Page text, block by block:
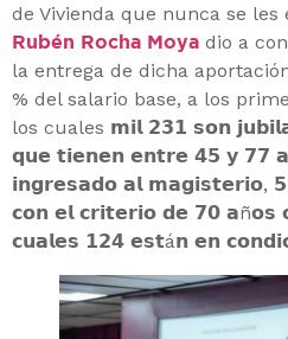
de Vivienda que nunca se les
Rubén Rocha Moya dio a
la entrega de dicha
% del salario base, a los
los cuales 𝗺𝗶𝗹 𝟮𝟯𝟭 𝘀𝗼𝗻
𝗾𝘂𝗲 𝘁𝗶𝗲𝗻𝗲𝗻 𝗲𝗻𝘁𝗿𝗲 𝟰𝟱 𝘆 𝟳𝟳
𝗶𝗻𝗴𝗿𝗲𝘀𝗮𝗱𝗼 𝗮𝗹 𝗺𝗮𝗴𝗶𝘀𝘁𝗲𝗿𝗶𝗼,
𝗰𝗼𝗻 𝗲𝗹 𝗰𝗿𝗶𝘁𝗲𝗿𝗶𝗼 𝗱𝗲 𝟳𝟬
𝗰𝘂𝗮𝗹𝗲𝘀 𝟭𝟮𝟰 𝗲𝘀𝘁á𝗻 𝗲𝗻